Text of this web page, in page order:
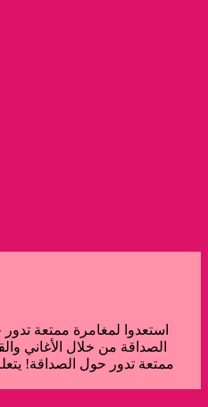
استعدوا لمغامرة ممتعة
الصداقة من خلال الأغاني
ممتعة تدور حول الصداقة!